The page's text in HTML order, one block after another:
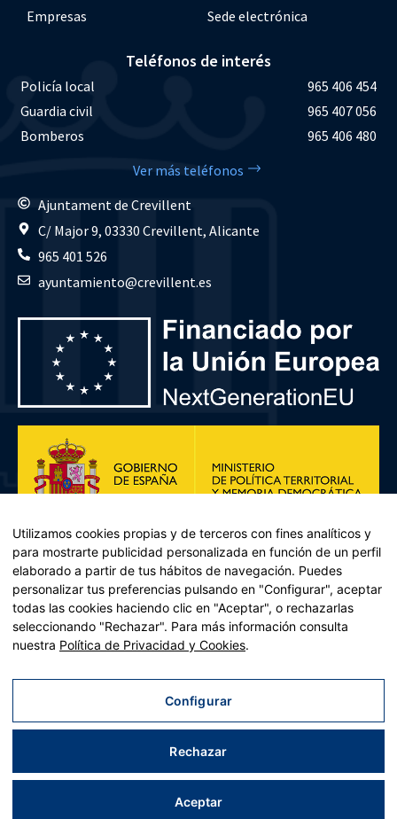
Empresas
Sede electrónica
Teléfonos de interés
Policía local
965 406 454
Guardia civil
965 407 056
Bomberos
965 406 480
Ver más teléfonos
Ajuntament de Crevillent
C/ Major 9, 03330 Crevillent, Alicante
965 401 526
ayuntamiento@crevillent.es
Plan de Recuperación, Transformación y Resiliencia – Financiado por
Recuperación y resiliencia, establecido por el Reglamento (UE)
2021/241 del Parlamento Europeo y del Consejo, de 12 de febrero
Aviso legal|Política de privacidad|Política de cookies|Accesibilidad|Mapa web
| Desarrollado porTrestristes
Utilizamos cookies propias y de terceros con fines analíticos y
para mostrarte publicidad personalizada en función de un perfil
elaborado a partir de tus hábitos de navegación. Puedes
personalizar tus preferencias pulsando en "Configurar", aceptar
todas las cookies haciendo clic en "Aceptar", o rechazarlas
seleccionando "Rechazar". Para más información consulta
nuestra Política de Privacidad y Cookies.
Configurar
Rechazar
Aceptar